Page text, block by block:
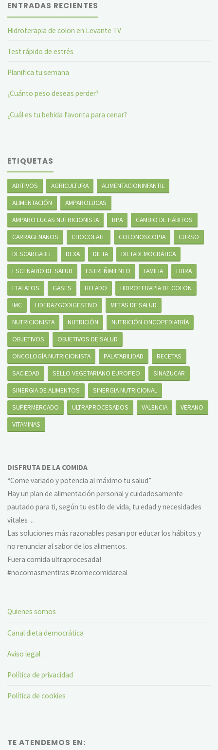
ENTRADAS RECIENTES
Hidroterapia de colon en Levante TV
Test rápido de estrés
Planifica tu semana
¿Cuánto peso deseas perder?
¿Cuál es tu bebida favorita para cenar?
ETIQUETAS
ADITIVOS AGRICULTURA
ALIMENTACIONINFANTIL
ALIMENTACIÓN
AMPAROLUCAS
AMPARO LUCAS NUTRICIONISTA
BPA
CAMBIO DE HÁBITOS
CARRAGENANOS
CHOCOLATE COLONOSCOPIA
CURSO
DESCARGABLE
DEXA DIETA
DIETADEMOCRÁTICA
ESCENARIO DE SALUD
ESTREÑIMIENTO FAMILIA
FIBRA
FTALATOS
GASES HELADO
HIDROTERAPIA DE COLON
IMC
LIDERAZGODIGESTIVO
METAS DE SALUD
NUTRICIONISTA
NUTRICIÓN
NUTRICIÓN ONCOPEDIATRÍA
OBJETIVOS
OBJETIVOS DE SALUD
ONCOLOGÍA NUTRICIONISTA
PALATABILIDAD
RECETAS
SACIEDAD
SELLO VEGETARIANO EUROPEO
SINAZUCAR
SINERGIA DE ALIMENTOS
SINERGIA NUTRICIONAL
SUPERMERCADO
ULTRAPROCESADOS VALENCIA
VERANO
VITAMINAS
DISFRUTA DE LA COMIDA
“Come variado y potencia al máximo tu salud”
Hay un plan de alimentación personal y cuidadosamente
pautado para ti, según tu estilo de vida, tu edad y necesidades
vitales…
Las soluciones más razonables pasan por educar los hábitos y
no renunciar al sabor de los alimentos.
Fuera comida ultraprocesada!
#nocomasmentiras #comecomidareal
Quienes somos
Canal dieta democrática
Aviso legal
Política de privacidad
Política de cookies
TE ATENDEMOS EN: